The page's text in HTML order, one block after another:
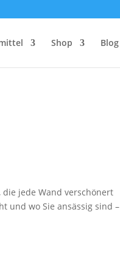
Shop Blog
jede Wand verschönert
und wo Sie ansässig sind –